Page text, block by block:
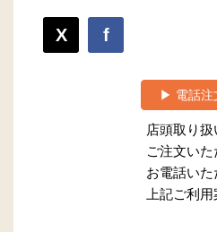
X f
▶ 電話注
店頭取り
ご注文いた
お電話いた
上記ご利